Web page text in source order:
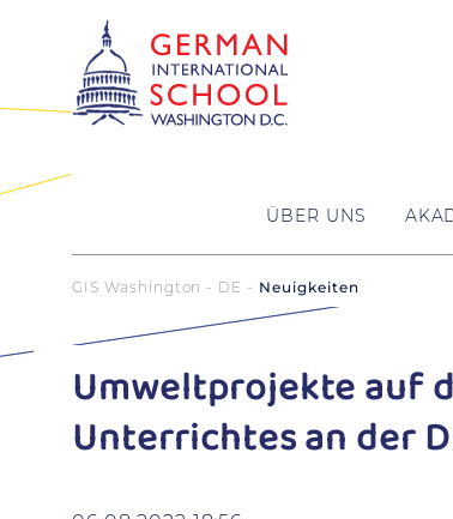
ÜBER UNS
GIS Washington - DE Neuigkeiten
Umweltprojekte auf
Unterrichtes an der